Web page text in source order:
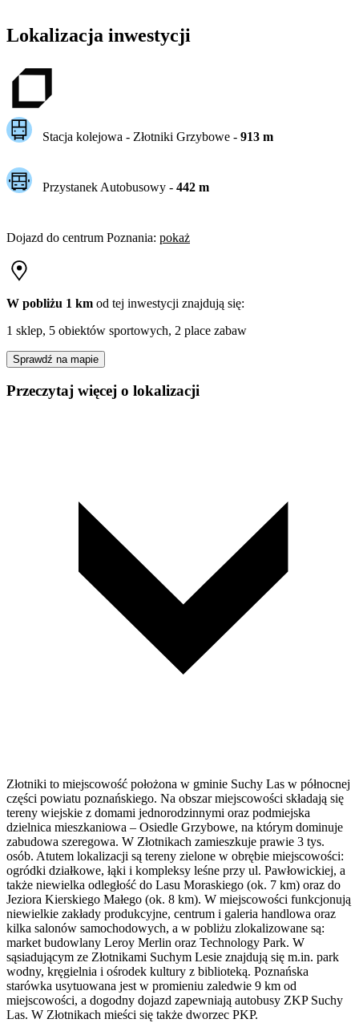
Lokalizacja inwestycji
Stacja kolejowa - Złotniki Grzybowe- 913m
Przystanek Autobusowy - 442m
Dojazd do centrum Poznania: pokaż
W pobliżu 1 km od tej inwestycji znajdują się:
1 sklep, 5 obiektów sportowych, 2 place zabaw
Sprawdź na mapie
Przeczytaj więcej o lokalizacji
Złotniki to miejscowość położona w gminie Suchy Las w północnej
części powiatu poznańskiego. Na obszar miejscowości składają się
tereny wiejskie z domami jednorodzinnymi oraz podmiejska
dzielnica mieszkaniowa – Osiedle Grzybowe, na którym dominuje
zabudowa szeregowa. W Złotnikach zamieszkuje prawie 3 tys.
osób. Atutem lokalizacji są tereny zielone w obrębie miejscowości:
ogródki działkowe, łąki i kompleksy leśne przy ul. Pawłowickiej, a
także niewielka odległość do Lasu Moraskiego (ok. 7 km) oraz do
Jeziora Kierskiego Małego (ok. 8 km). W miejscowości funkcjonują
niewielkie zakłady produkcyjne, centrum i galeria handlowa oraz
kilka salonów samochodowych, a w pobliżu zlokalizowane są:
market budowlany Leroy Merlin oraz Technology Park. W
sąsiadującym ze Złotnikami Suchym Lesie znajdują się m.in. park
wodny, kręgielnia i ośrodek kultury z biblioteką. Poznańska
starówka usytuowana jest w promieniu zaledwie 9 km od
miejscowości, a dogodny dojazd zapewniają autobusy ZKP Suchy
Las. W Złotnikach mieści się także dworzec PKP.